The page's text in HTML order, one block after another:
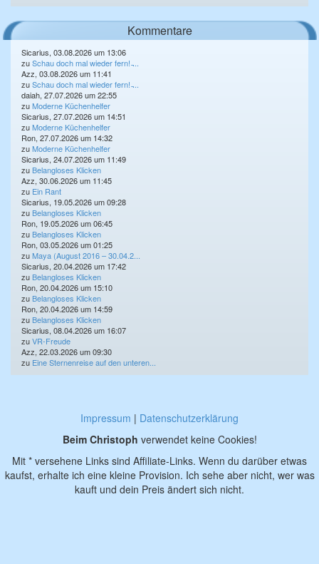
Kommentare
Sicarius, 03.08.2026 um 13:06
zuSchau doch mal wieder fern! ̵...
Azz, 03.08.2026 um 11:41
zuSchau doch mal wieder fern! ̵...
daiah, 27.07.2026 um 22:55
zuModerne Küchenhelfer
Sicarius, 27.07.2026 um 14:51
zuModerne Küchenhelfer
Ron, 27.07.2026 um 14:32
zuModerne Küchenhelfer
Sicarius, 24.07.2026 um 11:49
zu Belangloses Klicken
Azz, 30.06.2026 um 11:45
zu Ein Rant
Sicarius, 19.05.2026 um 09:28
zu Belangloses Klicken
Ron, 19.05.2026 um 06:45
zu Belangloses Klicken
Ron, 03.05.2026 um 01:25
zuMaya (August 2016 – 30.04.2...
Sicarius, 20.04.2026 um 17:42
zu Belangloses Klicken
Ron, 20.04.2026 um 15:10
zu Belangloses Klicken
Ron, 20.04.2026 um 14:59
zu Belangloses Klicken
Sicarius, 08.04.2026 um 16:07
zuVR-Freude
Azz, 22.03.2026 um 09:30
zu Eine Sternenreise auf den unteren...
Impressum | Datenschutzerklärung
Beim Christoph verwendet keine Cookies!
Mit * versehene Links sind Affiliate-Links. Wenn du darüber etwas
kaufst, erhalte ich eine kleine Provision. Ich sehe aber nicht, wer was
kauft und dein Preis ändert sich nicht.